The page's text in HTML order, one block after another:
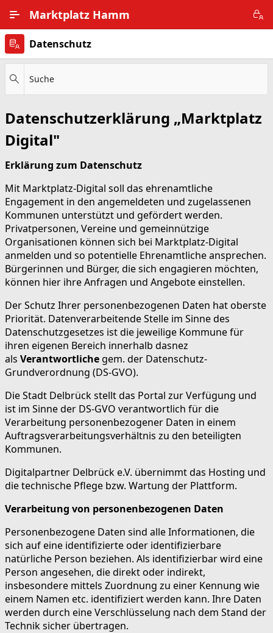
Marktplatz Hamm
Alle Ortsteile
Impressum
Datenschutz
Datenschutz
Suche
Datenschutzerklärung „Marktplatz
Digital"
Erklärung zum Datenschutz
Mit Marktplatz-Digital soll das ehrenamtliche
Engagement in den angemeldeten und zugelassenen
Kommunen unterstützt und gefördert werden.
Privatpersonen, Vereine und gemeinnützige
Organisationen können sich bei Marktplatz-Digital
anmelden und so potentielle Ehrenamtliche ansprechen.
Bürgerinnen und Bürger, die sich engagieren möchten,
können hier ihre Anfragen und Angebote einstellen.
Der Schutz Ihrer personenbezogenen Daten hat oberste
Priorität. Datenverarbeitende Stelle im Sinne des
Datenschutzgesetzes ist die jeweilige Kommune für
ihren eigenen Bereich innerhalb dasnez
als Verantwortliche gem. der Datenschutz-
Grundverordnung (DS-GVO).
Die Stadt Delbrück stellt das Portal zur Verfügung und
ist im Sinne der DS-GVO verantwortlich für die
Verarbeitung personenbezogener Daten in einem
Auftragsverarbeitungsverhältnis zu den beteiligten
Kommunen.
Digitalpartner Delbrück e.V. übernimmt das Hosting und
die technische Pflege bzw. Wartung der Plattform.
Verarbeitung von personenbezogenen Daten
Personenbezogene Daten sind alle Informationen, die
sich auf eine identifizierte oder identifizierbare
natürliche Person beziehen. Als identifizierbar wird eine
Person angesehen, die direkt oder indirekt,
insbesondere mittels Zuordnung zu einer Kennung wie
einem Namen etc. identifiziert werden kann. Ihre Daten
werden durch eine Verschlüsselung nach dem Stand der
Technik sicher übertragen.